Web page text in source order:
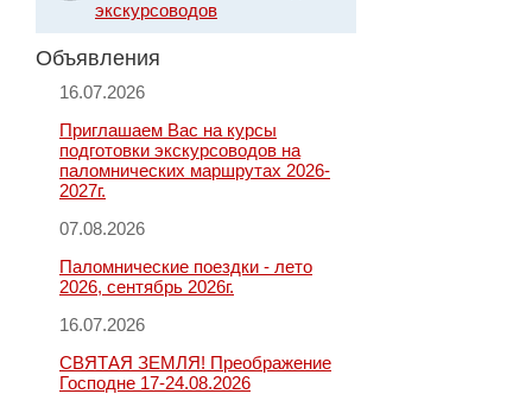
экскурсоводов
Объявления
16.07.2026
Приглашаем Вас на курсы
подготовки экскурсоводов на
паломнических маршрутах 2026-
2027г.
07.08.2026
Паломнические поездки - лето
2026, сентябрь 2026г.
16.07.2026
СВЯТАЯ ЗЕМЛЯ! Преображение
Господне 17-24.08.2026